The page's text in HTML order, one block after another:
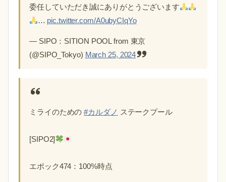
委任していただき誠にありがとうございます
… pic.twitter.com/A0ubyCIqYo
— SIPO：SITION POOL from 東京
(@SIPO_Tokyo) March 25, 2024
ミライのための#カルダノ ステークプール
[SIPO2]
エポック474：100%時点